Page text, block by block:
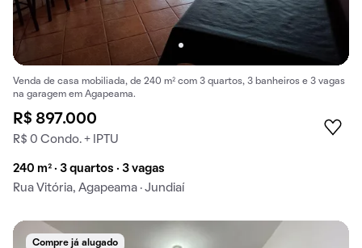
Venda de casa mobiliada, de 240 m² com 3 quartos, 3 banheiros e 3 vagas
na garagem em Agapeama.
R$ 897.000
R$ 0 Condo. + IPTU
240 m² · 3 quartos · 3 vagas
Rua Vitória, Agapeama · Jundiaí
Compre já alugado